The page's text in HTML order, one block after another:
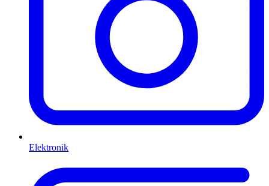
Elektronik